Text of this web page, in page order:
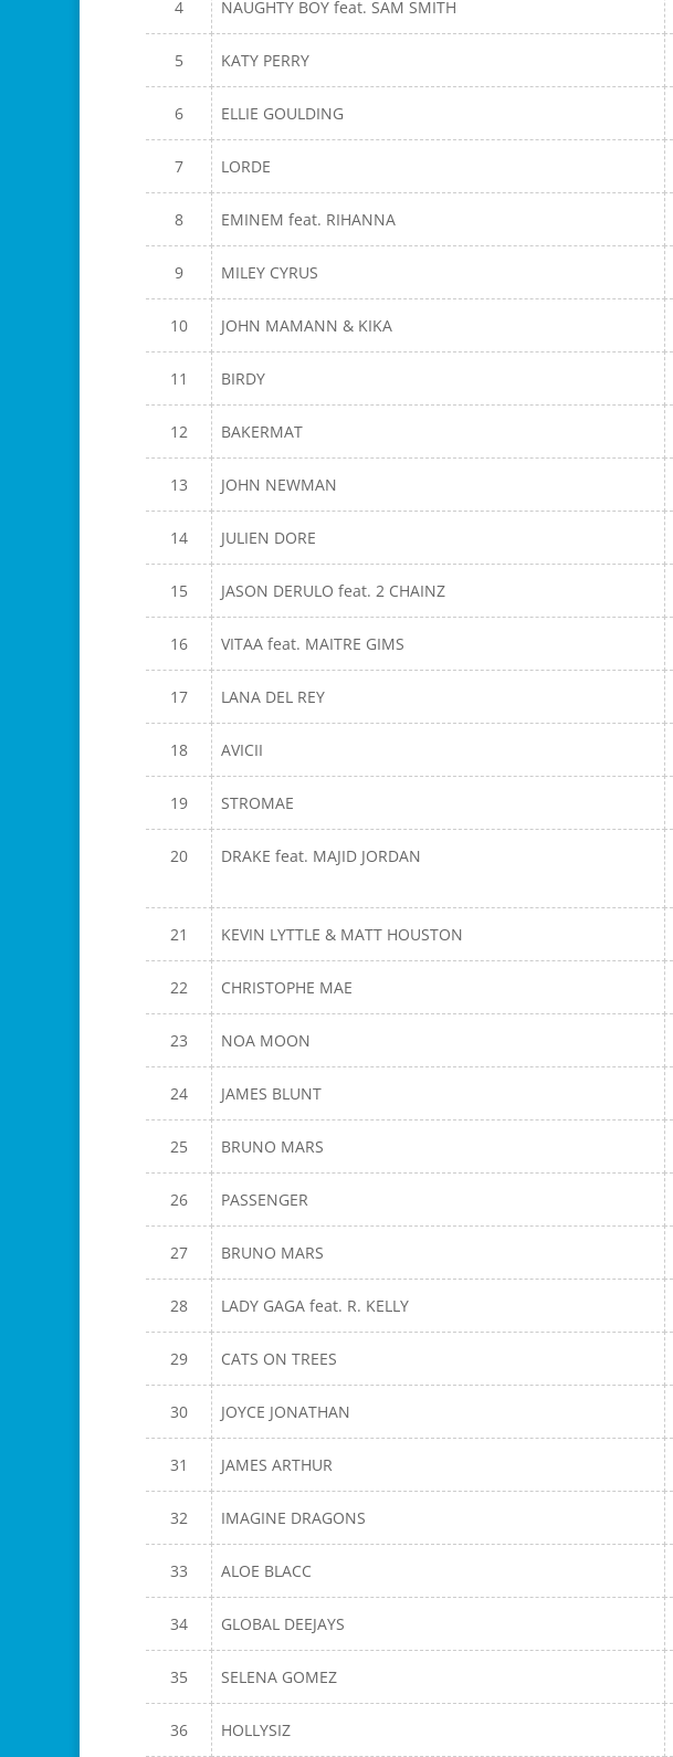
4 NAUGHTY BOY feat. SAM SMITH
5 KATY PERRY
6 ELLIE GOULDING
7 LORDE
8 EMINEM feat. RIHANNA
9 MILEY CYRUS
10 JOHN MAMANN & KIKA
11 BIRDY
12 BAKERMAT
13 JOHN NEWMAN
14 JULIEN DORE
15 JASON DERULO feat. 2 CHAINZ
16 VITAA feat. MAITRE GIMS
17 LANA DEL REY
18 AVICII
19 STROMAE
20 DRAKE feat. MAJID JORDAN
21 KEVIN LYTTLE & MATT HOUSTON
22 CHRISTOPHE MAE
23 NOA MOON
24 JAMES BLUNT
25 BRUNO MARS
26 PASSENGER
27 BRUNO MARS
28 LADY GAGA feat. R. KELLY
29 CATS ON TREES
30 JOYCE JONATHAN
31 JAMES ARTHUR
32 IMAGINE DRAGONS
33 ALOE BLACC
34 GLOBAL DEEJAYS
35 SELENA GOMEZ
36 HOLLYSIZ